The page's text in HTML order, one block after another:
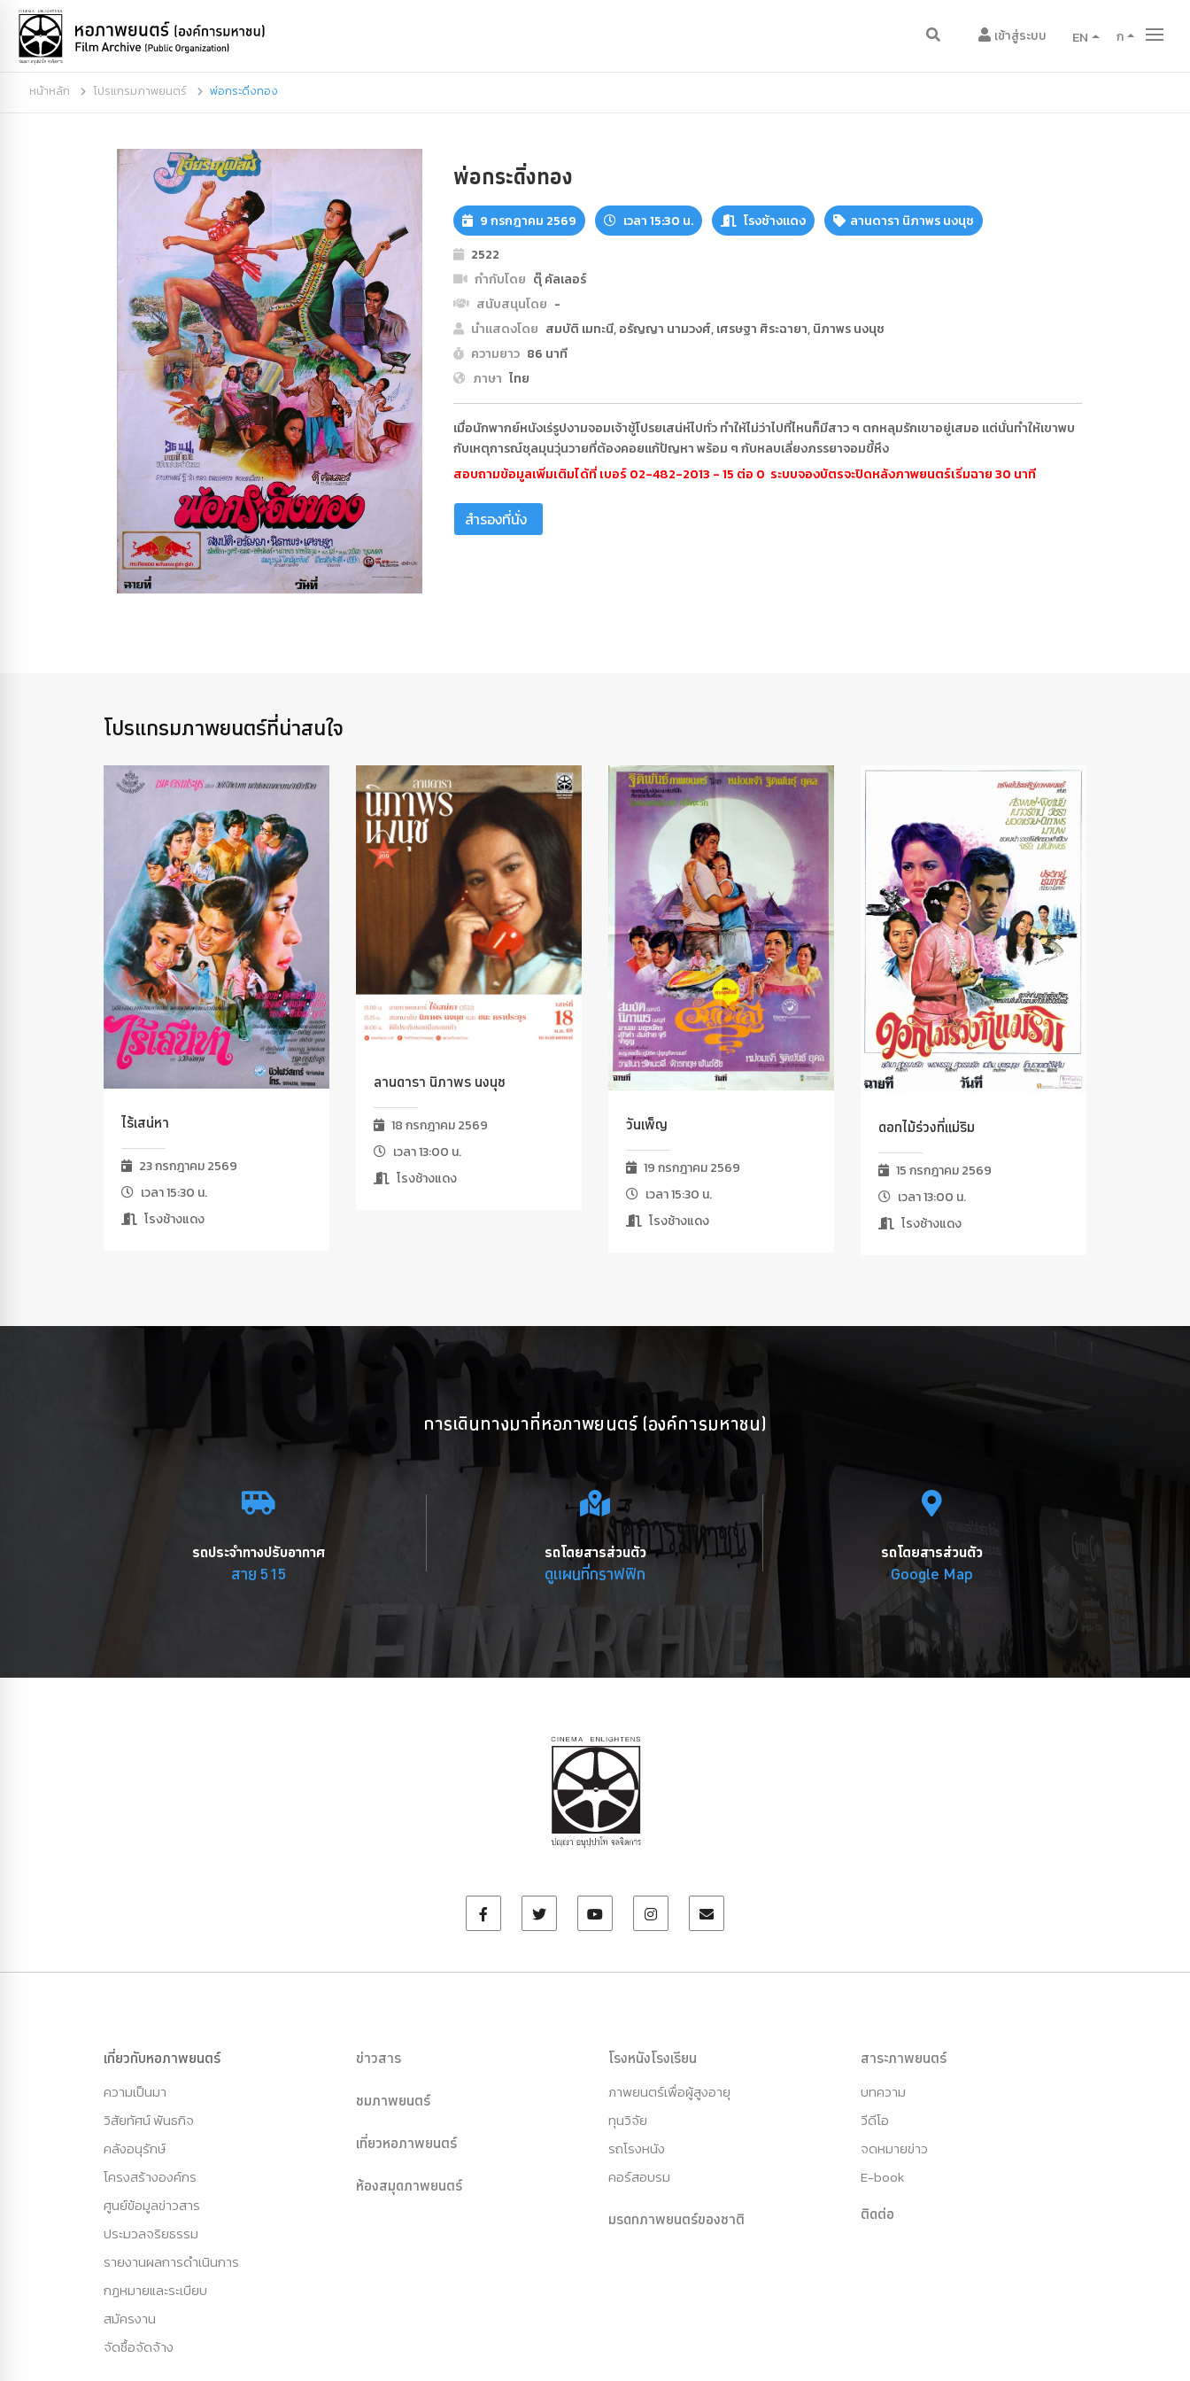
เข้าสู่ระบบ EN ก
หน้าหลัก โปรแกรมภาพยนตร์ พ่อกระดิ่งทอง
พ่อกระดิ่งทอง
9 กรกฎาคม 2569 เวลา 15:30 น. โรงช้างแดง
ลานดารา นิภาพร นงนุช
2522
กำกับโดย ตุ๊ คัลเลอร์
สนับสนุนโดย -
นำแสดงโดย สมบัติ เมทะนี, อรัญญา นามวงศ์, เศรษฐา ศิระฉายา, นิภาพร นงนุช
ความยาว 86 นาที
ภาษา ไทย
เมื่อนักพากย์หนังเร่รูปงามจอมเจ้าชู้โปรยเสน่ห์ไปทั่ว ทำให้ไม่ว่าไปที่ไหนก็มีสาว ๆ ตกหลุมรักเขาอยู่เสมอ แต่นั่นทำให้เขาพบ
กับเหตุการณ์ชุลมุนวุ่นวายที่ต้องคอยแก้ปัญหา พร้อม ๆ กับหลบเลี่ยงภรรยาจอมขี้หึง
สอบถามข้อมูลเพิ่มเติมได้ที่ เบอร์ 02-482-2013 - 15 ต่อ 0 ระบบจองบัตรจะปิดหลังภาพยนตร์เริ่มฉาย 30 นาที
สำรองที่นั่ง
โปรแกรมภาพยนตร์ที่น่าสนใจ
ไร้เสน่หา
23 กรกฎาคม 2569
เวลา 15:30 น.
โรงช้างแดง
ลานดารา นิภาพร นงนุช
18 กรกฎาคม 2569
เวลา 13:00 น.
โรงช้างแดง
วันเพ็ญ
19 กรกฎาคม 2569
เวลา 15:30 น.
โรงช้างแดง
ดอกไม้ร่วงที่แม่ริม
15 กรกฎาคม 2569
เวลา 13:00 น.
โรงช้างแดง
การเดินทางมาที่หอภาพยนตร์ (องค์การมหาชน)
รถประจำทางปรับอากาศ
สาย 515
รถโดยสารส่วนตัว
ดูแผนที่กราฟฟิก
รถโดยสารส่วนตัว
Google Map
เกี่ยวกับหอภาพยนตร์
ความเป็นมา
วิสัยทัศน์ พันธกิจ
คลังอนุรักษ์
โครงสร้างองค์กร
ศูนย์ข้อมูลข่าวสาร
ประมวลจริยธรรม
รายงานผลการดำเนินการ
กฏหมายและระเบียบ
สมัครงาน
จัดซื้อจัดจ้าง
ข่าวสาร
ชมภาพยนตร์
เที่ยวหอภาพยนตร์
ห้องสมุดภาพยนตร์
โรงหนังโรงเรียน
ภาพยนตร์เพื่อผู้สูงอายุ
ทุนวิจัย
รถโรงหนัง
คอร์สอบรม
มรดกภาพยนตร์ของชาติ
สาระภาพยนตร์
บทความ
วีดีโอ
จดหมายข่าว
E-book
ติดต่อ